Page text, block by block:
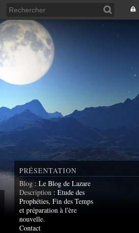
PRÉSENTATION
Blog : Le Blog de Lazare
Description : Etude des
Prophéties, Fin des Temps
et préparation à l'ère
nouvelle.
Contact